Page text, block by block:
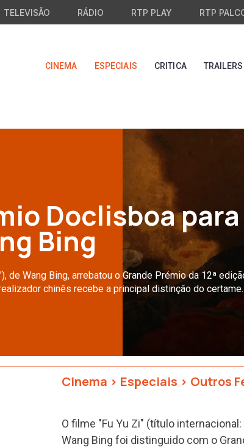
TELEVISÃO RÁDIO RTP PLAY RTP
CINEMA ESPECIAIS CRITICA TRAILERS
Doclisboa para
Bing
de Wang Bing, arrebatou o Grande Prémio da 12ª
chinês recebe a principal distinção do certame.
Cinema > Especiais > Outros
O filme "Fu Yu Zi" (título
Wang Bing foi distinguido com o